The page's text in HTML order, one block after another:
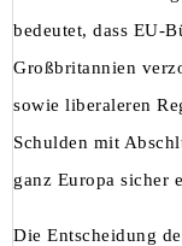
bedeutet, dass EU-
Großbritannien
sowie liberaleren
Schulden mit
ganz Europa sicher
Die Entscheidung